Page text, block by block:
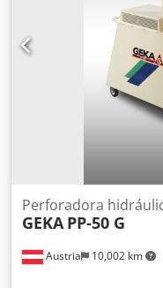
Austria 10,002 km
Perforadora
GEKA PP-50 G